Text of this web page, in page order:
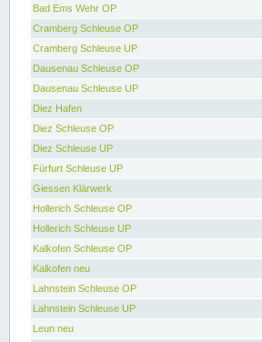
Bad Ems Wehr OP
Cramberg Schleuse OP
Cramberg Schleuse UP
Dausenau Schleuse OP
Dausenau Schleuse UP
Diez Hafen
Diez Schleuse OP
Diez Schleuse UP
Fürfurt Schleuse UP
Giessen Klärwerk
Hollerich Schleuse OP
Hollerich Schleuse UP
Kalkofen Schleuse OP
Kalkofen neu
Lahnstein Schleuse OP
Lahnstein Schleuse UP
Leun neu